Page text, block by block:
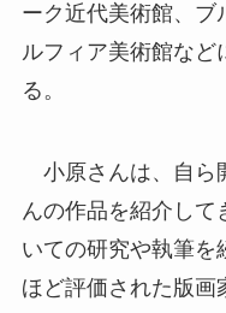
ーク近代美術館、ブ
ルフィア美術館など
る。
小原さんは、自ら
んの作品を紹介して
いての研究や執筆を
ほど評価された版画